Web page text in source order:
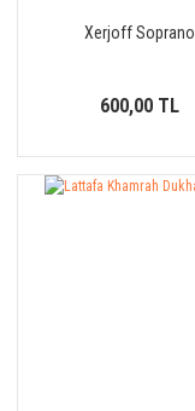
Xerjoff Soprano
600,00 TL